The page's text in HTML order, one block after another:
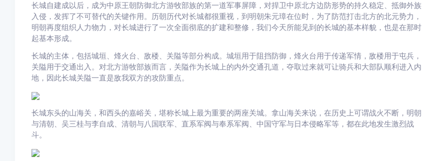
长城自建成以后，成为中原王朝防御北方游牧部族的第一道军事屏障，对捍卫中原北方边防形势的持久稳定、抵御外族
入侵，发挥了不可替代的关键作用。历朝历代对长城都很重视，到明朝朱元璋在位时，为了防范打击北方的北元势力，
明朝再度组织人力物力，对长城进行了一次全面彻底的扩建和整修，我们今天所能见到的长城的基本样貌，也是在那时
起基本形成。
长城的主体，包括城垣、烽火台、敌楼、关隘等部分构成。城垣用于阻挡防御，烽火台用于传递军情，敌楼用于屯兵，
关隘用于交通出入。对北方游牧部族而言，关隘作为长城上的内外交通孔道，夺取过来就可让骑兵和大部队顺利进入内
地，因此长城关隘一直是敌我双方的攻防重点。
长城东头的山海关，和西头的嘉峪关，堪称长城上最为重要的两座关城。拿山海关来说，在历史上可谓战火不断，明朝
与清朝、吴三桂与李自成、清朝与八国联军、直系军阀与奉系军阀、中国守军与日本侵略军等，都在此地发生激烈战
斗。